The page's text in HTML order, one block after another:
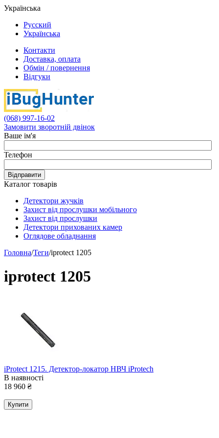
Українська
Русский
Українська
Контакти
Доставка, оплата
Обмін / повернення
Відгуки
(068) 997-16-02
Замовити зворотній двінок
Ваше ім'я
Телефон
Відправити
Каталог товарів
Детектори жучків
Захист від прослушки мобільного
Захист від прослушки
Детектори прихованих камер
Оглядове обладнання
Головна/Теги/iprotect 1205
iprotect 1205
iProtect 1215. Детектор-локатор НВЧ iProtech
В наявності
18 960 ₴
Купити